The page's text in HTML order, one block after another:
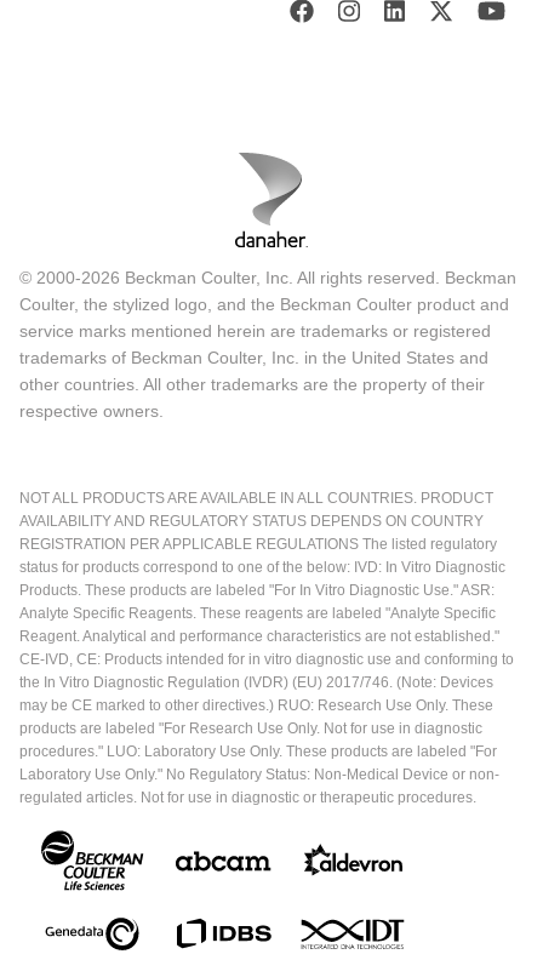
© 2000-2026 Beckman Coulter, Inc. All rights reserved. Beckman
Coulter, the stylized logo, and the Beckman Coulter product and
service marks mentioned herein are trademarks or registered
trademarks of Beckman Coulter, Inc. in the United States and
other countries. All other trademarks are the property of their
respective owners.
NOT ALL PRODUCTS ARE AVAILABLE IN ALL COUNTRIES. PRODUCT
AVAILABILITY AND REGULATORY STATUS DEPENDS ON COUNTRY
REGISTRATION PER APPLICABLE REGULATIONS The listed regulatory
status for products correspond to one of the below: IVD: In Vitro Diagnostic
Products. These products are labeled "For In Vitro Diagnostic Use." ASR:
Analyte Specific Reagents. These reagents are labeled "Analyte Specific
Reagent. Analytical and performance characteristics are not established."
CE-IVD, CE: Products intended for in vitro diagnostic use and conforming to
the In Vitro Diagnostic Regulation (IVDR) (EU) 2017/746. (Note: Devices
may be CE marked to other directives.) RUO: Research Use Only. These
products are labeled "For Research Use Only. Not for use in diagnostic
procedures." LUO: Laboratory Use Only. These products are labeled "For
Laboratory Use Only." No Regulatory Status: Non-Medical Device or non-
regulated articles. Not for use in diagnostic or therapeutic procedures.